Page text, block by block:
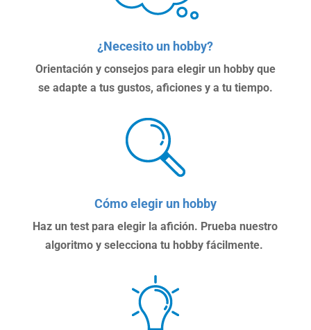
¿Necesito un hobby?
Orientación y consejos para elegir un hobby que
se adapte a tus gustos, aficiones y a tu tiempo.
Cómo elegir un hobby
Haz un test para elegir la afición. Prueba nuestro
algoritmo y selecciona tu hobby fácilmente.